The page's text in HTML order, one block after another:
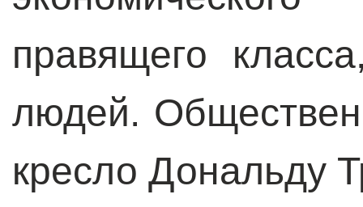
правящего
людей.
кресло Дональду